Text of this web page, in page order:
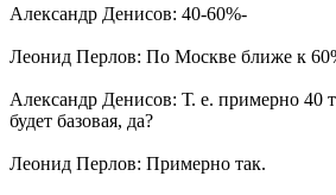
Александр Денисов: 40-60%-
Леонид Перлов: По Москве ближе к
Александр Денисов: Т. е. примерно 40
будет базовая, да?
Леонид Перлов: Примерно так.